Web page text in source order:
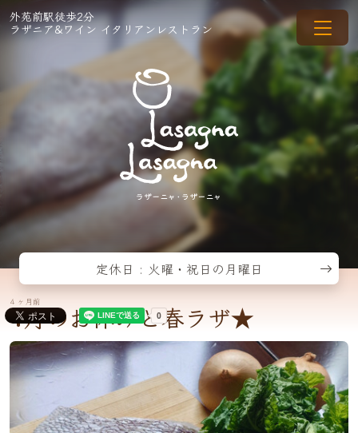
外苑前駅徒歩2分
ラザニア&ワイン イタリアンレストラン
定休日 : 火曜・祝日の月曜日
4月のお休みと春ラザ★
4 ヶ月前